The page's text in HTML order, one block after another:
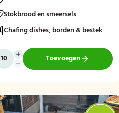
Stokbrood en smeersels
Chafing dishes, borden & bestek
Toevoegen